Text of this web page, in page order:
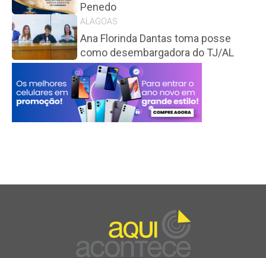
Penedo
ALAGOAS
Ana Florinda Dantas toma posse
como desembargadora do TJ/AL